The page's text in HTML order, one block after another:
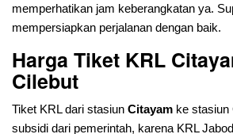
memperhatikan jam keberangkatan ya.
mempersiapkan perjalanan dengan baik.
Harga Tiket KRL
Cilebut
Tiket KRL dari stasiun Citayam ke stasiun
subsidi dari pemerintah, karena KRL